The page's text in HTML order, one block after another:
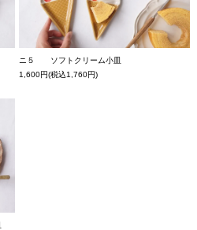
ニ５ ソフトクリーム小皿
1,600円(税込1,760円)